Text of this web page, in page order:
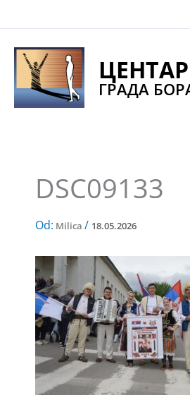
na
sadržaj
ГРАДА
DSC09133
Od: Milica / 18.05.2026